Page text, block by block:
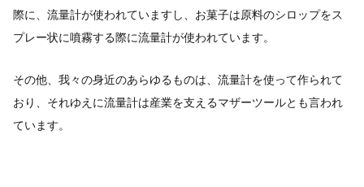
際に、流量計が使われていますし、お菓子は原料のシロップをス
プレー状に噴霧する際に流量計が使われています。
その他、我々の身近のあらゆるものは、流量計を使って作られて
おり、それゆえに流量計は産業を支えるマザーツールとも言われ
ています。